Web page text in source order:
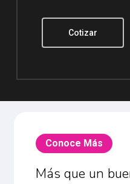
Cotizar
Conoce Más
Más que un